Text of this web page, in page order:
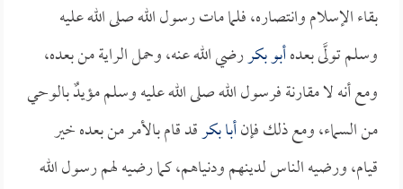
بقاء الإسلام وانتصاره، فلما مات رسول الله صلى الله عليه
وسلم تولَّى بعدهأبو بكررضي الله عنه، وحمل الراية من بعده،
ومع أنه لا مقارنة فرسول الله صلى الله عليه وسلم مؤيدٌ بالوحي
من السماء، ومع ذلك فإنأبا بكرقد قام بالأمر من بعده خير
قيام، ورضيه الناس لدينهم ودنياهم، كما رضيه لهم رسول الله